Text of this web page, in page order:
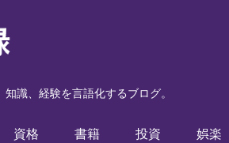
識、経験を言語化するブログ。
資格 書籍 投資 娯楽